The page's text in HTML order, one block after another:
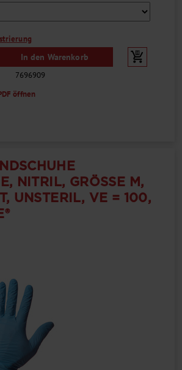
In den Warenkorb
7696909
öffnen
NITRIL, GRÖSSE M, T
UNSTERIL, VE = 100, L